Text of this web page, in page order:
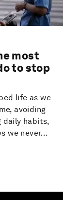
most
to stop
life as we
avoiding
daily habits,
we never...